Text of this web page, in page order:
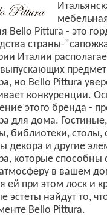
Bello Pittura - это
страны-
Италии
но Bello Pittura
конкуренции.
этого бренда -
для дома.
библиотеки, столы,
декора и другие
которые способны
в вашем
ей при этом лоск и
эстеты найдут то,
Bello Pittura.